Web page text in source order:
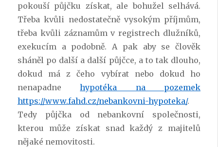
pokouší půjčku získat, ale bohužel selhává.
Třeba kvůli nedostatečně vysokým příjmům,
třeba kvůli záznamům v registrech dlužníků,
exekucím a podobně. A pak aby se člověk
sháněl po další a další půjčce, a to tak dlouho,
dokud má z čeho vybírat nebo dokud ho
nenapadnehypotéka na pozemek
https://www.fahd.cz/nebankovni-hypoteka/.
Tedy půjčka od nebankovní společnosti,
kterou může získat snad každý z majitelů
nějaké nemovitosti.